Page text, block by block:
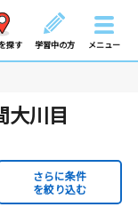
探す 学習中の方 メニュー
大川目
さらに条件
を絞り込む